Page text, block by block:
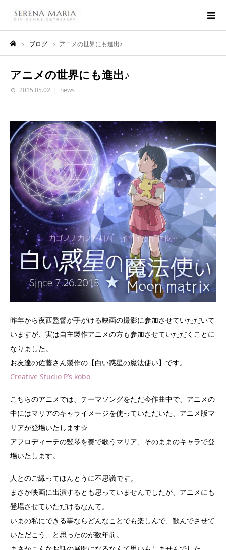
ブログ アニメの世界にも進出♪
アニメの世界にも進出♪
2015.05.02 news
昨年から夜西監督が手がける映画の撮影に参加させていただいて
いますが、実は自主製作アニメの方も参加させていただくことに
なりました。
お友達の佐藤さん製作の【白い惑星の魔法使い】です。
Creative Studio P’s kobo
こちらのアニメでは、テーマソングをただ今作曲中で、アニメの
中にはマリアのキャライメージを使っていただいた、アニメ版マ
リアが登場いたします☆
アフロディーテの竪琴を奏で歌うマリア、そのままのキャラで登
場いたします。
人とのご縁ってほんとうに不思議です。
まさか映画に出演するとも思っていませんでしたが、アニメにも
登場させていただけるなんて。
いまの私にできる事ならどんなことでも楽しんで、歓んでさせて
いただこう、と思ったのが数年前。